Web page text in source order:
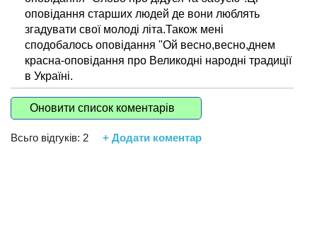
оповідання старших людей де вони люблять
згадувати свої молоді літа.Також мені
сподобалось оповідання "Ой весно,весно,днем
красна-оповідання про Великодні народні традиції
в Україні.
Оновити список коментарів
Всьго відгуків: 2 + Додати коментар